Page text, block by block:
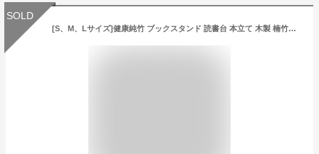
SOLD
[S、M、Lサイズ]健康純竹 ブックスタンド 読書台 本立て 木製 楠竹製 本 読書スタンド 本たて 姿勢改善 5階段角度調整 書見台 卓上 ぶっくすたんど 譜面台 楽譜スタンド ブック スタンド タブレット ブックスタンド卓上 傾斜台 本立 文具 画板 ブックストッパー 便利 多機能